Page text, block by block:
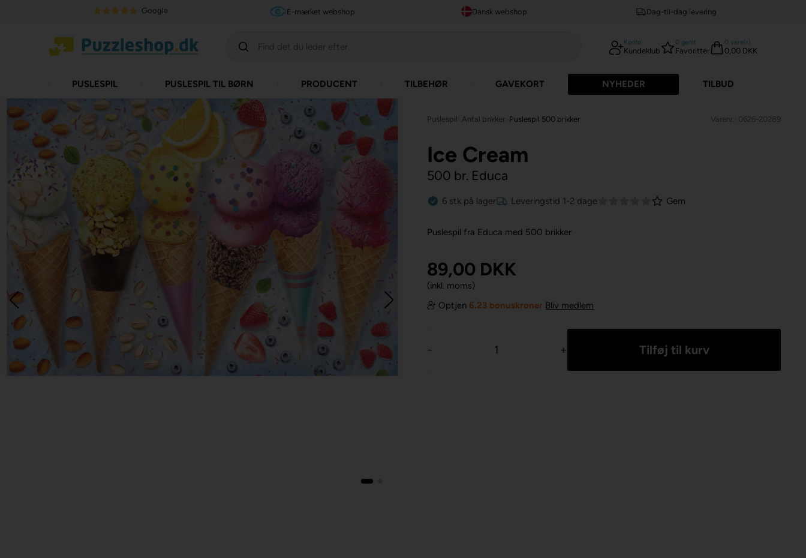
Google E-mærket webshop Dansk webshop Dag-til-dag levering
Konto
Kundeklub
0 gemt
Favoritter
0 vare(r)
0,00 DKK
PUSLESPIL PUSLESPIL TIL BØRN PRODUCENT TILBEHØR GAVEKORT NYHEDER TILBUD
Puslespil Antal brikker Puslespil 500 brikker Varenr.: 0626-20289
Ice Cream
500 br. Educa
6 stk på lager Leveringstid 1-2 dage Gem
Puslespil fra Educa med 500 brikker
89,00 DKK
(inkl. moms)
Optjen 6.23 bonuskroner Bliv medlem
- +